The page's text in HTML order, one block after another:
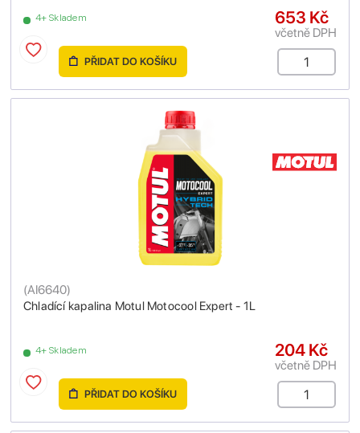
4+ Skladem 653 Kč
včetně DPH
PŘIDAT DO KOŠÍKU
Chladící kapalina Motul Motocool Expert - 1L
(AI6640)
4+ Skladem 204 Kč
včetně DPH
PŘIDAT DO KOŠÍKU